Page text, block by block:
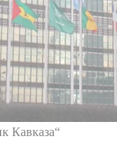
Кавказа“